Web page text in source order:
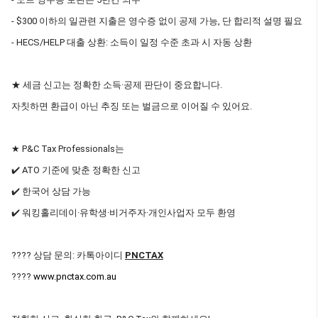
- $300 이하의 일관련 지출은 영수증 없이 공제 가능, 단 합리적 설명 필요
- HECS/HELP 대출 상환: 소득이 일정 수준 초과 시 자동 상환
★ 세금 신고는 정확한 소득·공제 판단이 중요합니다.
자칫하면 환급이 아닌 추징 또는 벌금으로 이어질 수 있어요.
★ P&C Tax Professionals는
✔️ ATO 기준에 맞춘 정확한 신고
✔️ 한국어 상담 가능
✔️ 워킹홀리데이·유학생·비거주자·개인사업자 모두 환영
???? 상담 문의: 카톡아이디 PNCTAX
???? www.pnctax.com.au